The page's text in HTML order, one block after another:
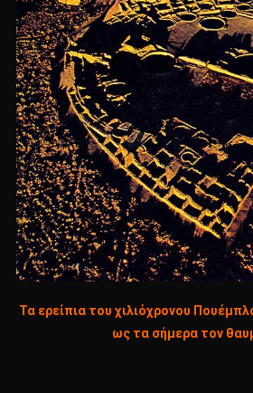
Τα ερείπια του χιλιόχρονου
ως τα σήμερα τον